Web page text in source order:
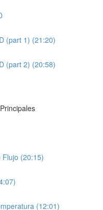
(part 1) (21:20)
(part 2) (20:58)
(20:15)
(12:01)